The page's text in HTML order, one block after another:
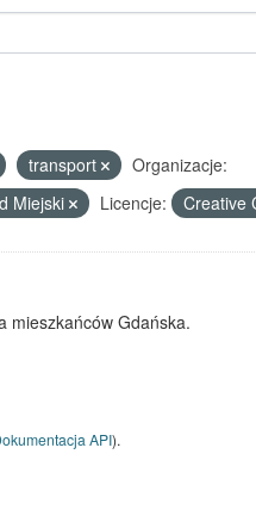
transport
Organizacje:
Miejski Licencje: Creative
mieszkańców Gdańska.
API).